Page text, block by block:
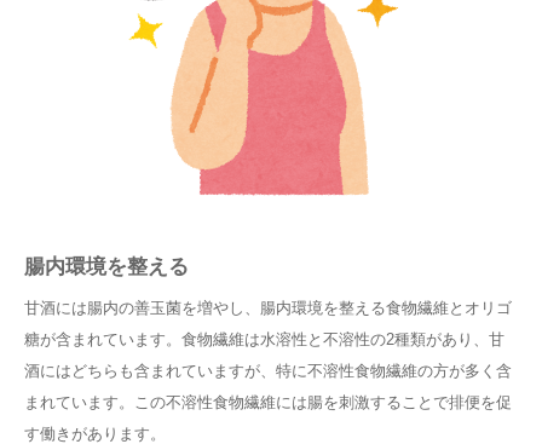
腸内環境を整える
甘酒には腸内の善玉菌を増やし、腸内環境を整える食物繊維とオリゴ
糖が含まれています。食物繊維は水溶性と不溶性の2種類があり、甘
酒にはどちらも含まれていますが、特に不溶性食物繊維の方が多く含
まれています。この不溶性食物繊維には腸を刺激することで排便を促
す働きがあります。